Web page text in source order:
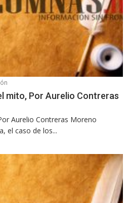
mito, Por Aurelio Contreras
Aurelio Contreras Moreno
el caso de los...